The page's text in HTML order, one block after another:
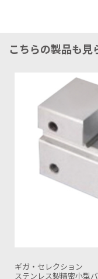
こちらの製品も見
ギガ・セレクション
SK精密バイスGSVS10